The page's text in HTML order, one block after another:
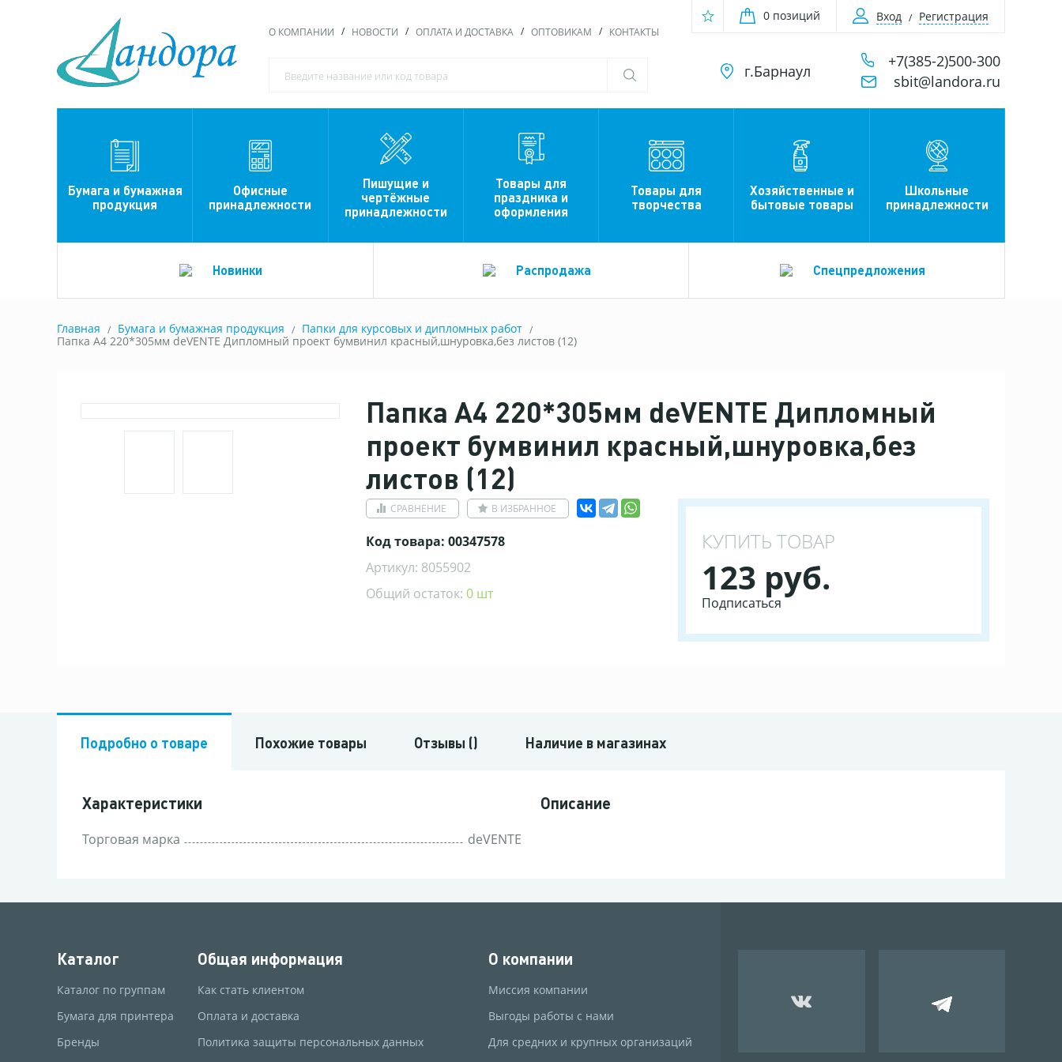
О КОМПАНИИ НОВОСТИ ОПЛАТА И ДОСТАВКА ОПТОВИКАМ КОНТАКТЫ
0 позиций Вход Регистрация
г.Барнаул
+7(385-2)500-300
sbit@landora.ru
Бумага и бумажная
продукция
Офисные
принадлежности
Пишущие и
чертёжные
принадлежности
Товары для
праздника и
оформления
Товары для
творчества
Хозяйственные и
бытовые товары
Школьные
принадлежности
Новинки Распродажа Спецпредложения
Главная Бумага и бумажная продукция
Папки для курсовых и дипломных работ
Папка А4 220*305мм deVENTE Дипломный проект бумвинил красный,шнуровка,без листов (12)
Папка А4 220*305мм deVENTE Дипломный
проект бумвинил красный,шнуровка,без
листов (12)
СРАВНЕНИЕ В ИЗБРАННОЕ
Код товара: 00347578
Артикул: 8055902
Общий остаток:0 шт
КУПИТЬ ТОВАР
123 руб.
Подписаться
Подробно о товаре Похожие товары Отзывы () Наличие в магазинах
Характеристики
Торговая марка deVENTE
Описание
Каталог
Каталог по группам
Бумага для принтера
Бренды
Общая информация
Как стать клиентом
Оплата и доставка
Политика защиты персональных данных
О компании
Миссия компании
Выгоды работы с нами
Для средних и крупных организаций